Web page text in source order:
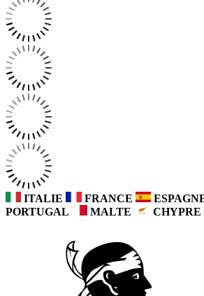
ITALIE FRANCE
PORTUGAL
MALTE CHYPRE